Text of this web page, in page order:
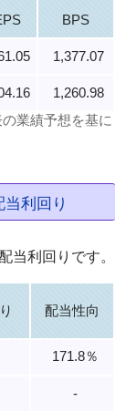
BPS
1,377.07
1,260.98
業績予想を基に
利回り
当利回りです。
配当性向
171.8％
-